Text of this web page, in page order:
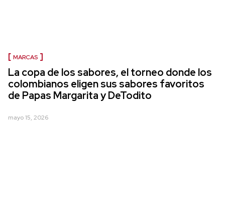
MARCAS
La copa de los sabores, el torneo donde los
colombianos eligen sus sabores favoritos
de Papas Margarita y DeTodito
mayo 15, 2026